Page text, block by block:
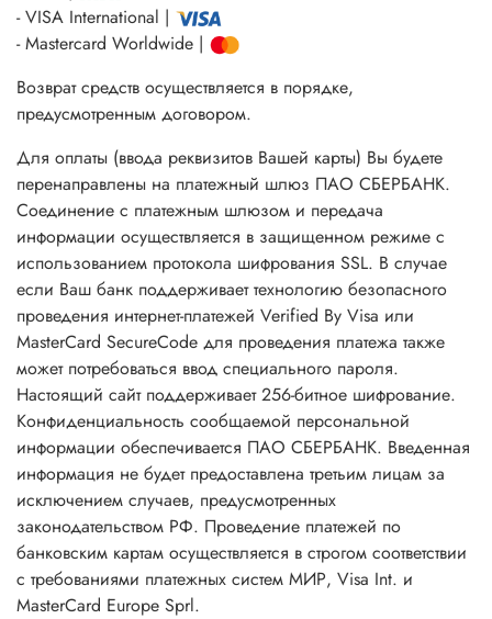
- VISA International |
- Mastercard Worldwide |
Возврат средств осуществляется в порядке,
предусмотренным договором.
Для оплаты (ввода реквизитов Вашей карты) Вы будете
перенаправлены на платежный шлюз ПАО СБЕРБАНК.
Соединение с платежным шлюзом и передача
информации осуществляется в защищенном режиме с
использованием протокола шифрования SSL. В случае
если Ваш банк поддерживает технологию безопасного
проведения интернет-платежей Verified By Visa или
MasterCard SecureCode для проведения платежа также
может потребоваться ввод специального пароля.
Настоящий сайт поддерживает 256-битное шифрование.
Конфиденциальность сообщаемой персональной
информации обеспечивается ПАО СБЕРБАНК. Введенная
информация не будет предоставлена третьим лицам за
исключением случаев, предусмотренных
законодательством РФ. Проведение платежей по
банковским картам осуществляется в строгом соответствии
с требованиями платежных систем МИР, Visa Int. и
MasterCard Europe Sprl.